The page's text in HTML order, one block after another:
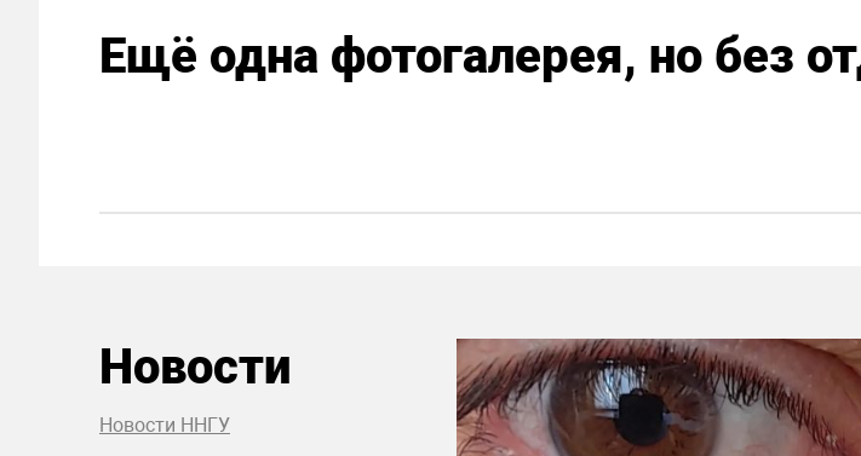
Ещё одна фотогалерея, но без
Новости
Новости ННГУ